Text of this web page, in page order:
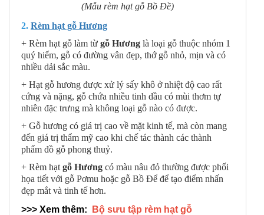
(Mẫu rèm hạt gỗ Bồ Đề)
2. Rèm hạt gỗ Hương
+ Rèm hạt gỗ làm từ gỗ Hương là loại gỗ thuộc nhóm 1
quý hiếm, gỗ có đường vân đẹp, thớ gỗ nhỏ, mịn và có
nhiều dải sắc màu.
+ Hạt gỗ hương được xử lý sấy khô ở nhiệt độ cao rất
cứng và nặng, gỗ chứa nhiều tinh dầu có mùi thơm tự
nhiên đặc trưng mà không loại gỗ nào có được.
+ Gỗ hương có giá trị cao về mặt kinh tế, mà còn mang
đến giá trị thẩm mỹ cao khi chế tác thành các thành
phẩm đồ gỗ phong thuỷ.
+ Rèm hạt gỗ Hương có màu nâu đỏ thường được phối
họa tiết với gỗ Pơmu hoặc gỗ Bồ Để để tạo điểm nhấn
đẹp mắt và tinh tế hơn.
>>> Xem thêm:
Bộ sưu tập rèm hạt gỗ